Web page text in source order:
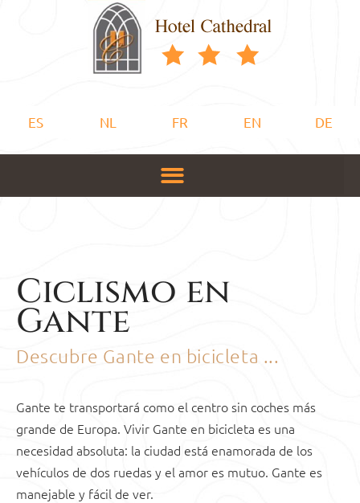
ES NL FR EN DE
Ciclismo en
Gante
Descubre Gante en bicicleta ...
Gante te transportará como el centro sin coches más
grande de Europa. Vivir Gante en bicicleta es una
necesidad absoluta: la ciudad está enamorada de los
vehículos de dos ruedas y el amor es mutuo. Gante es
manejable y fácil de ver.